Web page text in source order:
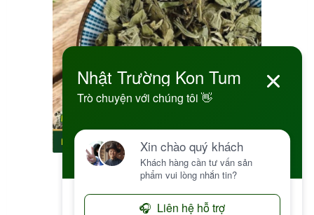
Cải Trời - Blumea lacera - Túi 1kg